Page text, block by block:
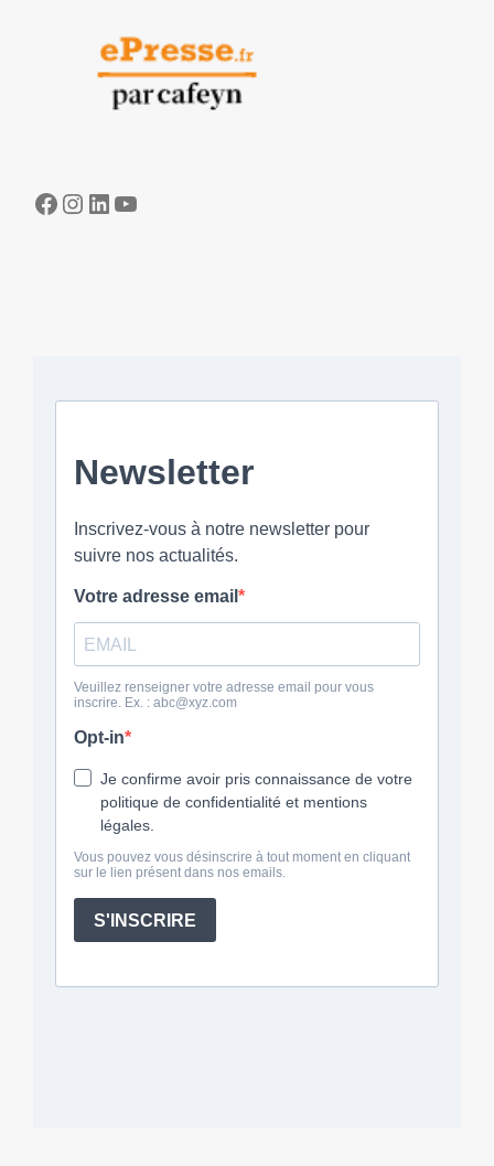
Facebook
Instagram
LinkedIn
YouTube